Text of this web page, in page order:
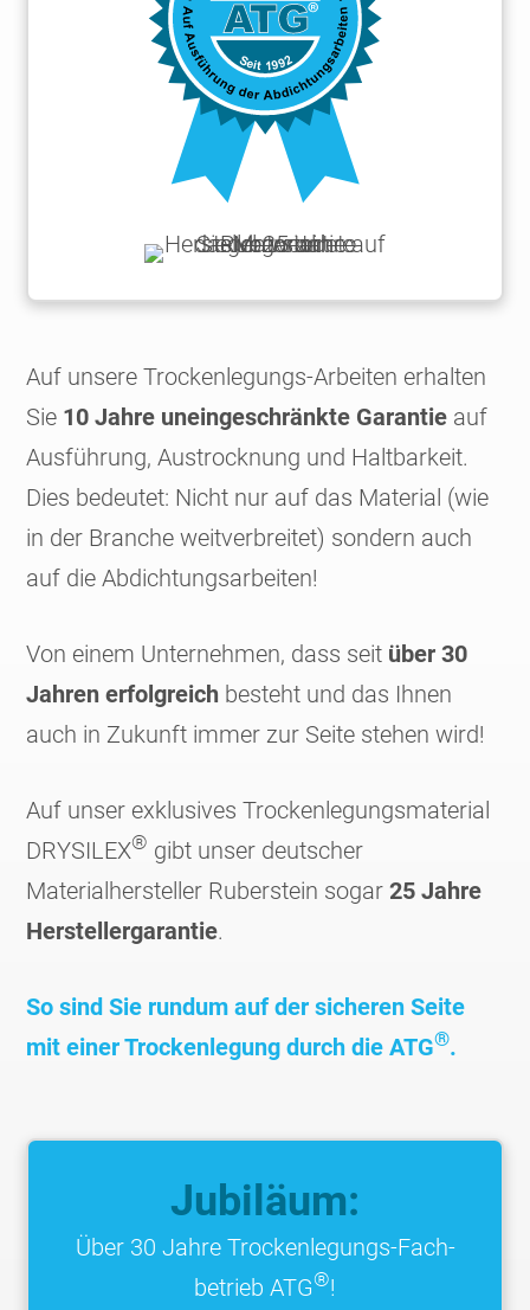
Auf unsere Trockenlegungs-Arbeiten erhalten
Sie 10 Jahre uneingeschränkte Garantie auf
Ausführung, Austrocknung und Haltbarkeit.
Dies bedeutet: Nicht nur auf das Material (wie
in der Branche weitverbreitet) sondern auch
auf die Abdichtungsarbeiten!
Von einem Unternehmen, dass seit über 30
Jahren erfolgreich besteht und das Ihnen
auch in Zukunft immer zur Seite stehen wird!
Auf unser exklusives Trockenlegungsmaterial
DRYSILEX® gibt unser deutscher
Materialhersteller Ruberstein sogar25 Jahre
Herstellergarantie.
So sind Sie rundum auf der sicheren Seite
mit einer Trockenlegung durch die ATG®.
Jubiläum:
Über 30 Jahre Trocken­legungs-Fach­
betrieb ATG®!